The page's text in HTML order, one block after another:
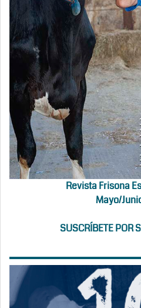
Revista Frisona
Mayo/
SUSCRÍBETE POR